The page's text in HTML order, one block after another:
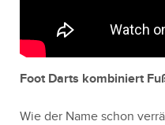
Foot Darts kombiniert
Wie der Name schon